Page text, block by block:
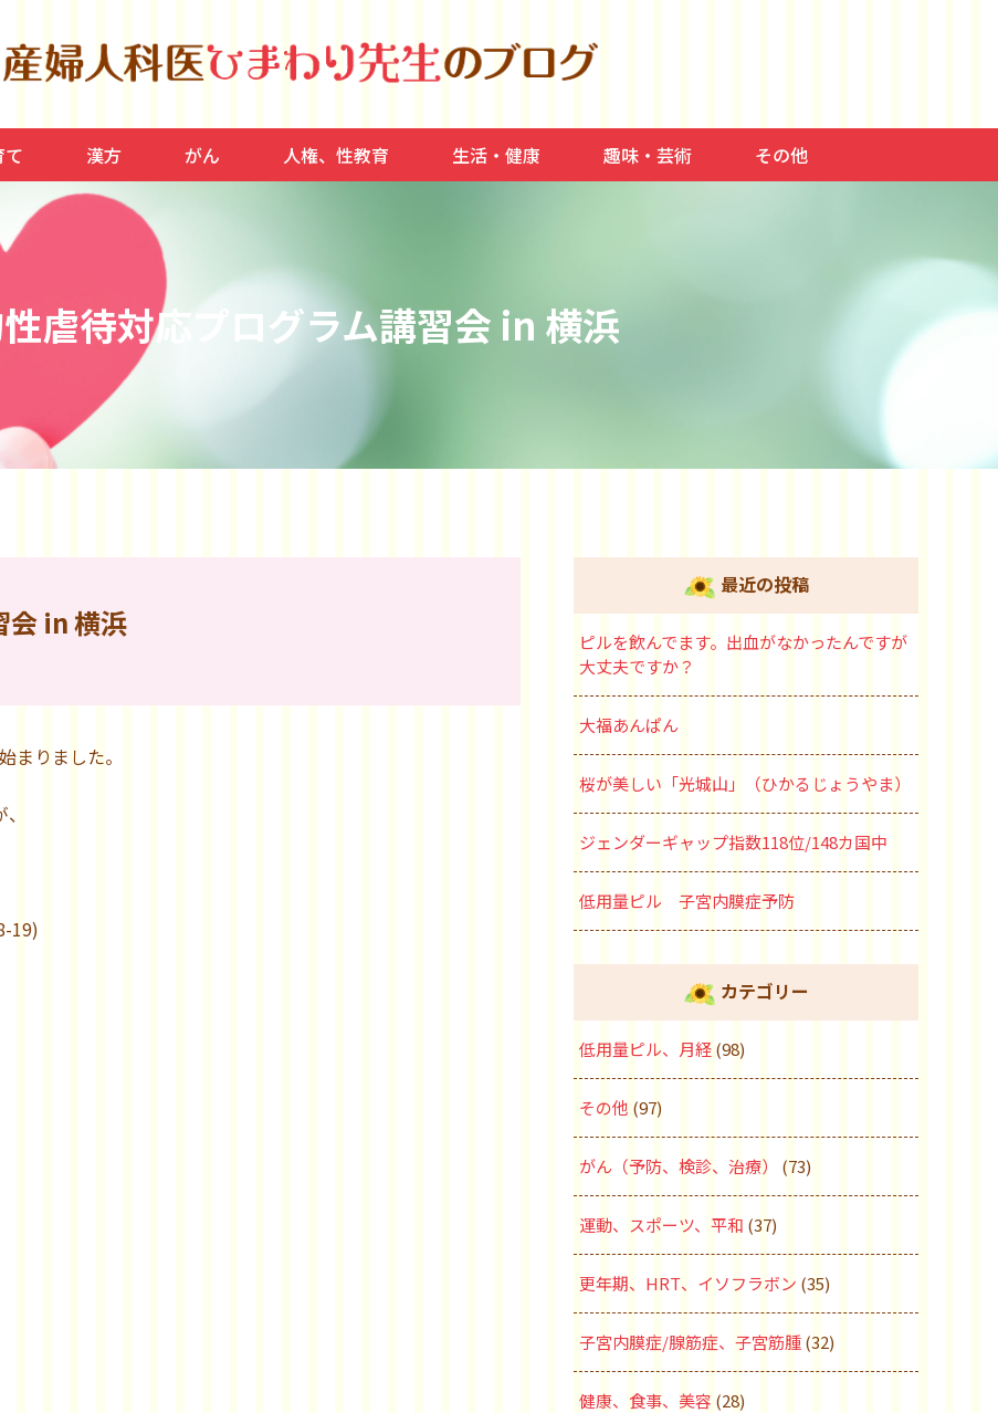
筋腫
ボン
て
、産後
春期
漢方 がん 人権、性教育 生活・健康 趣味・芸術 その他
虐待対応プログラム講習会 in 横浜
会 in 横浜
まりました。
19)
最近の投稿
ピルを飲んでます。出血がなかったんですが
大丈夫ですか？
大福あんぱん
桜が美しい「光城山」（ひかるじょうやま）
ジェンダーギャップ指数118位/148カ国中
低用量ピル 子宮内膜症予防
カテゴリー
低用量ピル、月経(98)
その他 (97)
がん（予防、検診、治療） (73)
運動、スポーツ、平和 (37)
更年期、HRT、イソフラボン (35)
子宮内膜症/腺筋症、子宮筋腫(32)
健康、食事、美容 (28)